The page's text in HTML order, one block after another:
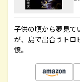
子供の頃から夢見て
が、島で出合うトロ
憶。